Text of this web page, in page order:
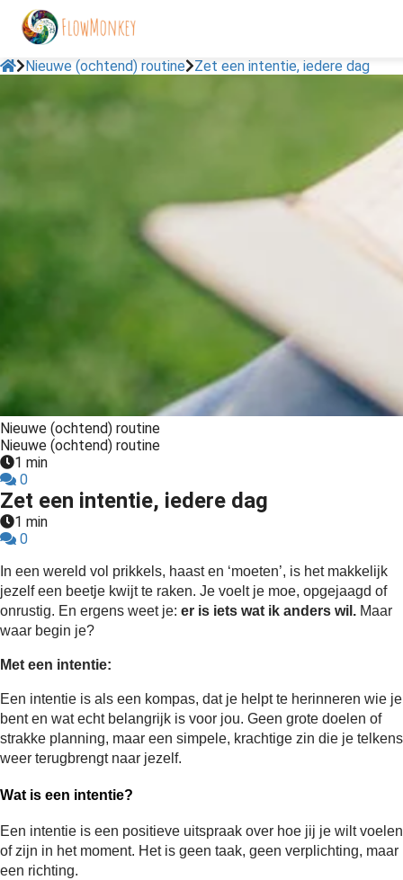
Nieuwe (ochtend) routine Zet een intentie, iedere dag
Nieuwe (ochtend) routine
Nieuwe (ochtend) routine
1 min
0
Zet een intentie, iedere dag
1 min
0
In een wereld vol prikkels, haast en ‘moeten’, is het makkelijk
jezelf een beetje kwijt te raken. Je voelt je moe, opgejaagd of
onrustig. En ergens weet je: er is iets wat ik anders wil. Maar
waar begin je?
Met een intentie:
Een intentie is als een kompas, dat je helpt te herinneren wie je
bent en wat echt belangrijk is voor jou. Geen grote doelen of
strakke planning, maar een simpele, krachtige zin die je telkens
weer terugbrengt naar jezelf.
Wat is een intentie?
Een intentie is een positieve uitspraak over hoe jij je wilt voelen
of zijn in het moment. Het is geen taak, geen verplichting, maar
een richting.
deze
kan de
niet
worden
om
te
over
op
te
Hierdoor
website-